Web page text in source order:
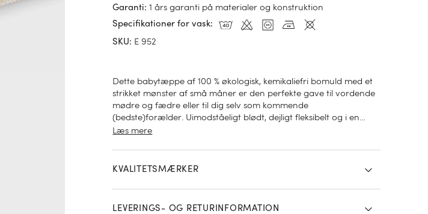
Garanti:1 års garanti på materialer og konstruktion
Specifikationer for vask:
SKU: E 952
Dette babytæppe af 100 % økologisk, kemikaliefri bomuld med et
strikket mønster af små måner er den perfekte gave til vordende
mødre og fædre eller til dig selv som kommende
(bedste)forælder. Uimodståeligt blødt, dejligt fleksibelt og i en
tidløs beige farve. Ideelt til barnevognen, tremmesengen (inden
udflugt. Og som en ekstra bonus er dette babytæppe helt
naturligt og derfor åndbart.
Læs mere
KVALITETSMÆRKER
LEVERINGS- OG RETURINFORMATION